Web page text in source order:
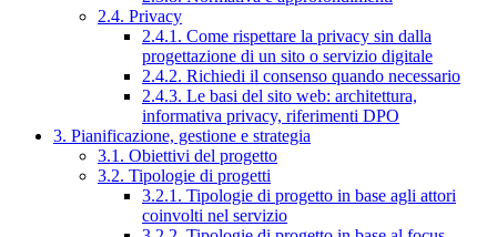
2.4. Privacy
2.4.1. Come rispettare la privacy sin dalla
progettazione di un sito o servizio digitale
2.4.2. Richiedi il consenso quando necessario
2.4.3. Le basi del sito web: architettura,
informativa privacy, riferimenti DPO
3. Pianificazione, gestione e strategia
3.1. Obiettivi del progetto
3.2. Tipologie di progetti
3.2.1. Tipologie di progetto in base agli attori
coinvolti nel servizio